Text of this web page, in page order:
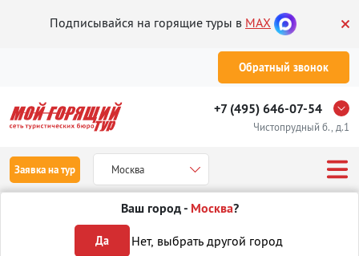
Подписывайся на горящие туры в MAX
Обратный звонок
+7 (495) 646-07-54
Чистопрудный б., д.1
Заявка на тур Москва
Ваш город - Москва?
Да Нет, выбрать другой город
Отдых в Италии Неаполь